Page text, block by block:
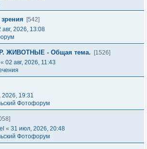
[542]
авг, 2026, 13:08
ЖИВОТНЫЕ - Общая тема.
[1526]
« 02 авг, 2026, 11:43
2026, 19:31
Фотофорум
« 31 июл, 2026, 20:48
Фотофорум